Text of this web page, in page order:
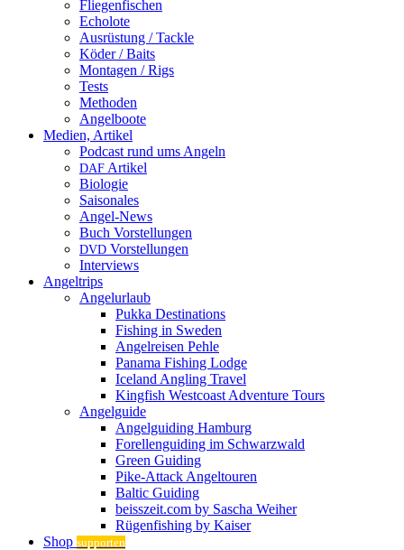
Fliegenfischen
Echolote
Ausrüstung / Tackle
Köder / Baits
Montagen / Rigs
Tests
Methoden
Angelboote
Medien, Artikel
Podcast rund ums Angeln
DAF Artikel
Biologie
Saisonales
Angel-News
Buch Vorstellungen
DVD Vorstellungen
Interviews
Angeltrips
Angelurlaub
Pukka Destinations
Fishing in Sweden
Angelreisen Pehle
Panama Fishing Lodge
Iceland Angling Travel
Kingfish Westcoast Adventure Tours
Angelguide
Angelguiding Hamburg
Forellenguiding im Schwarzwald
Green Guiding
Pike-Attack Angeltouren
Baltic Guiding
beisszeit.com by Sascha Weiher
Rügenfishing by Kaiser
Shop supporten